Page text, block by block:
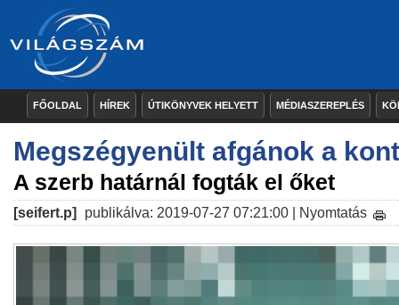
FŐOLDAL HÍREK ÚTIKÖNYVEK HELYETT MÉDIASZEREPLÉS
Megszégyenült afgánok a
A szerb határnál fogták el őket
[seifert.p] publikálva: 2019-07-27 07:21:00 | Nyomtatás